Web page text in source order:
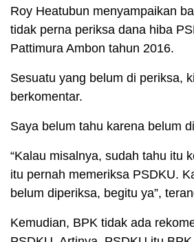
Roy Heatubun menyampaikan
tidak perna periksa dana hiba
Pattimura Ambon tahun 2016.
Sesuatu yang belum di periksa,
berkomentar.
Saya belum tahu karena belum
“Kalau misalnya, sudah tahu itu
itu pernah memeriksa PSDKU.
belum diperiksa, begitu ya”,
Kemudian, BPK tidak ada